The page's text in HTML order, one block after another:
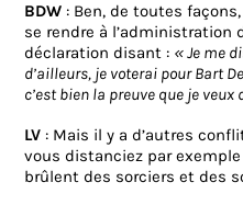
BDW : Ben, de toutes
se rendre à l’administration
déclaration disant : « Je me
d’ailleurs, je voterai pour Bart
c’est bien la preuve que je
LV : Mais il y a d’autres
vous distanciez par
brûlent des sorciers et des